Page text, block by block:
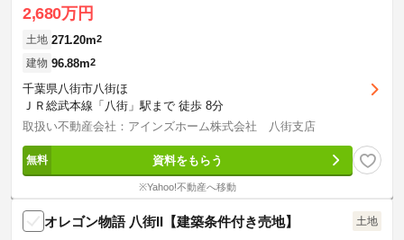
2,680万円
土地 271.20m2
建物 96.88m2
千葉県八街市八街ほ
ＪＲ総武本線「八街」駅まで 徒歩 8分
取扱い不動産会社：アインズホーム株式会社 八街支店
資料をもらう
※Yahoo!不動産へ移動
オレゴン物語 八街II【建築条件付き売地】 土地